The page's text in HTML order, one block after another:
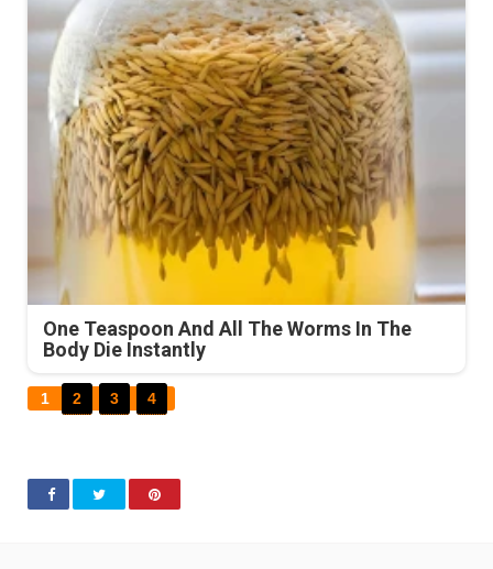
One Teaspoon And All The Worms In The
Body Die Instantly
1 2 3 4